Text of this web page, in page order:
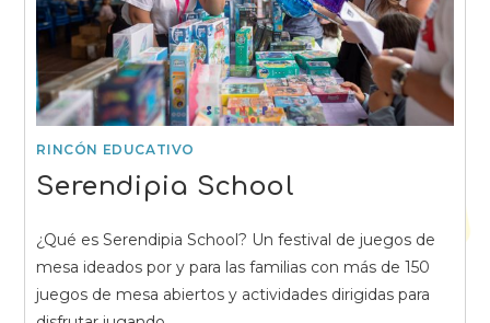
RINCÓN EDUCATIVO
Serendipia School
¿Qué es Serendipia School? Un festival de juegos de
mesa ideados por y para las familias con más de 150
juegos de mesa abiertos y actividades dirigidas para